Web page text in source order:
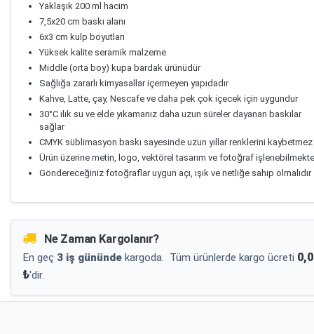
Yaklaşık 200 ml hacim
7,5x20 cm baskı alanı
6x3 cm kulp boyutları
Yüksek kalite seramik malzeme
Middle (orta boy) kupa bardak ürünüdür
Sağlığa zararlı kimyasallar içermeyen yapıdadır
Kahve, Latte, çay, Nescafe ve daha pek çok içecek için uygundur
30°C ılık su ve elde yıkamanız daha uzun süreler dayanan baskılar
sağlar
CMYK süblimasyon baskı sayesinde uzun yıllar renklerini kaybetmez
Ürün üzerine metin, logo, vektörel tasarım ve fotoğraf
Göndereceğiniz fotoğraflar uygun açı, ışık ve netliğe sahip olmalıdır
Ne Zaman Kargolanır?
En geç 3 iş gününde kargoda. Tüm ürünlerde kargo ücreti
₺'dir.